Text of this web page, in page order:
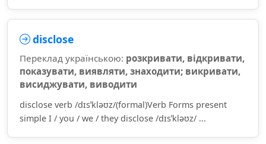
disclose
Переклад українською: розкривати, відкривати,
показувати, виявляти, знаходити; викривати,
висиджувати, виводити
disclose verb /dɪsˈkləʊz/(formal)Verb Forms present
simple I / you / we / they disclose /dɪsˈkləʊz/ ...